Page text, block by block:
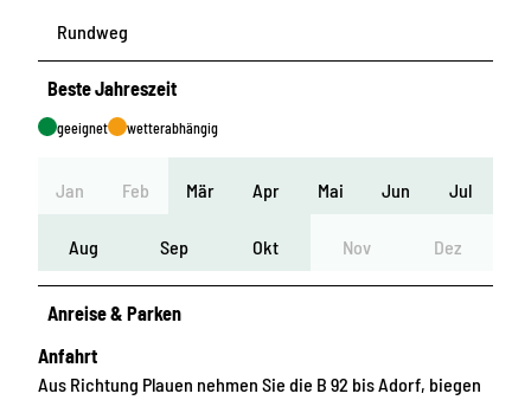
Rundweg
Beste Jahreszeit
geeignet wetterabhängig
Jan Feb Mär Apr Mai Jun Jul
Aug Sep Okt Nov Dez
Anreise & Parken
Anfahrt
Aus Richtung Plauen nehmen Sie die B 92 bis Adorf, biegen